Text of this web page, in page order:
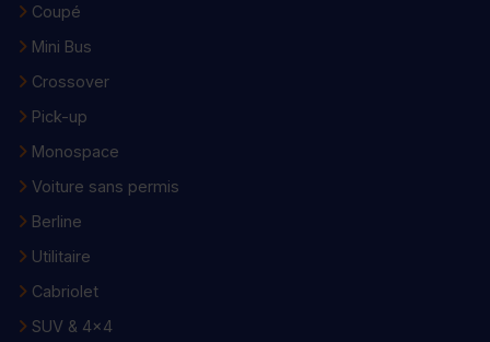
Coupé
Mini Bus
Crossover
Pick-up
Monospace
Voiture sans permis
Berline
Utilitaire
Cabriolet
SUV & 4x4